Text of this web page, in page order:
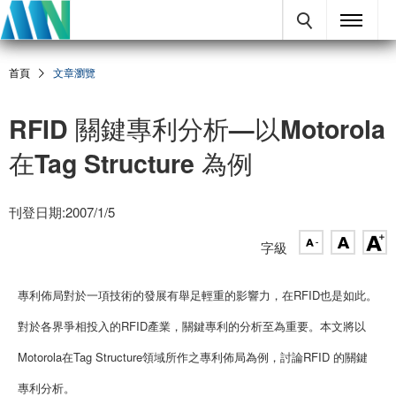
首頁 文章瀏覽
RFID 關鍵專利分析—以Motorola
在Tag Structure 為例
刊登日期:2007/1/5
字級
專利佈局對於一項技術的發展有舉足輕重的影響力，在RFID也是如此。
對於各界爭相投入的RFID產業，關鍵專利的分析至為重要。本文將以
Motorola在Tag Structure領域所作之專利佈局為例，討論RFID 的關鍵
專利分析。